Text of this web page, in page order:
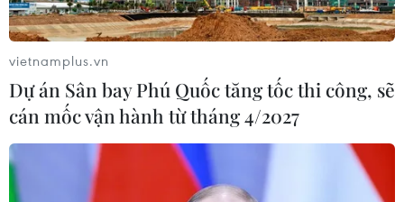
vụ trinh sát ở biên giới phía Bắc với Burkina Faso khiến
toàn bộ 5 người thiệt mạng.
vietnamplus.vn
Dự án Sân bay Phú Quốc tăng tốc thi công, sẽ
cán mốc vận hành từ tháng 4/2027